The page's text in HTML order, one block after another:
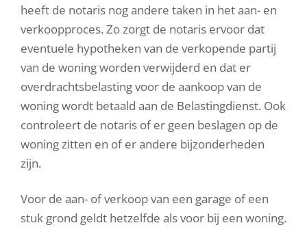
heeft de notaris nog andere taken in het aan- en
verkoopproces. Zo zorgt de notaris ervoor dat
eventuele hypotheken van de verkopende partij
van de woning worden verwijderd en dat er
overdrachtsbelasting voor de aankoop van de
woning wordt betaald aan de Belastingdienst. Ook
controleert de notaris of er geen beslagen op de
woning zitten en of er andere bijzonderheden
zijn.
Voor de aan- of verkoop van een garage of een
stuk grond geldt hetzelfde als voor bij een woning.